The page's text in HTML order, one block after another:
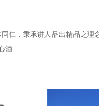
仁，秉承讲人品出精品之理
酒